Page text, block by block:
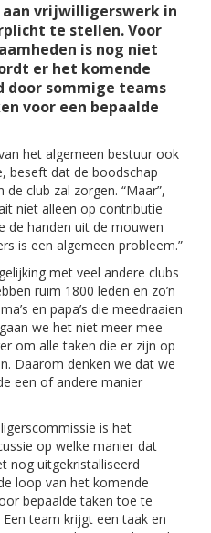
aan vrijwilligerswerk in
te stellen. Voor
is nog niet
er het komende
door sommige teams
voor een bepaalde
het algemeen bestuur ook
beseft dat de boodschap
club zal zorgen. “Maar”,
niet alleen op contributie
de handen uit de mouwen
is een algemeen probleem.”
met veel andere clubs
ruim 1800 leden en zo’n
en papa’s die meedraaien
we het niet meer mee
om alle taken die er zijn op
Daarom denken we dat we
een of andere manier
is het
op welke manier dat
nog uitgekristalliseerd
loop van het komende
bepaalde taken toe te
team krijgt een taak en